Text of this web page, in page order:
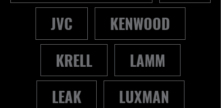
JVC
KENWOOD
KRELL
LAMM
LEAK
LUXMAN